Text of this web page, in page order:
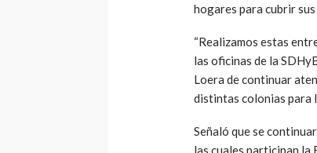
hogares para cubrir
“Realizamos estas
las oficinas de la
Loera de continuar
distintas colonias para
Señaló que se
las cuales participan la